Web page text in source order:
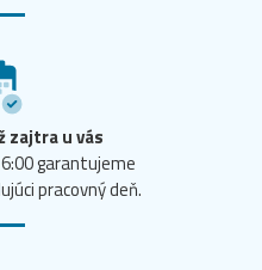
zajtra u vás
garantujeme
pracovný deň.